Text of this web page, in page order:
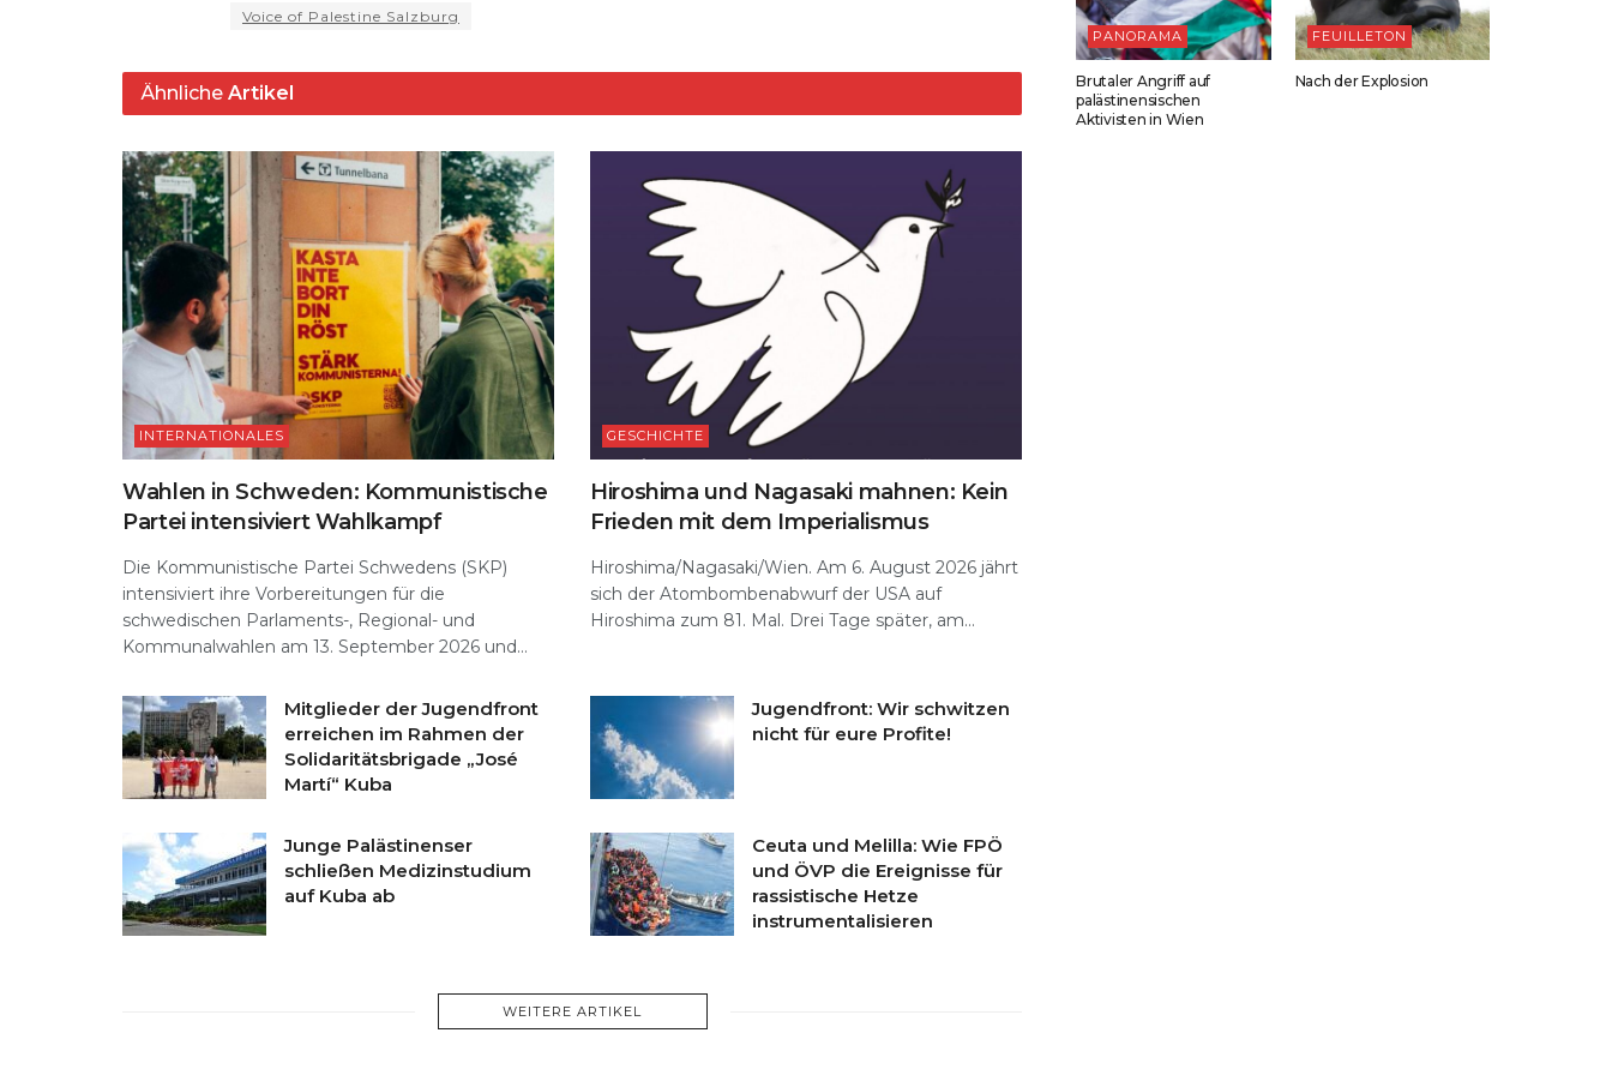
A
p
p
ra
m
b
o
o
k
k
y
s
n
k
Voice of Palestine Salzburg
Ähnliche Artikel
INTERNATIONALES
Wahlen in Schweden: Kommunistische
Partei intensiviert Wahlkampf
Die Kommunistische Partei Schwedens (SKP)
intensiviert ihre Vorbereitungen für die
schwedischen Parlaments-, Regional- und
Kommunalwahlen am 13. September 2026 und...
GESCHICHTE
Hiroshima und Nagasaki mahnen: Kein
Frieden mit dem Imperialismus
Hiroshima/Nagasaki/Wien. Am 6. August 2026 jährt
sich der Atombombenabwurf der USA auf
Hiroshima zum 81. Mal. Drei Tage später, am...
Mitglieder der Jugendfront
erreichen im Rahmen der
Solidaritätsbrigade „José
Martí“ Kuba
Jugendfront: Wir schwitzen
nicht für eure Profite!
Junge Palästinenser
schließen Medizinstudium
auf Kuba ab
Ceuta und Melilla: Wie FPÖ
und ÖVP die Ereignisse für
rassistische Hetze
instrumentalisieren
WEITERE ARTIKEL
PANORAMA
Brutaler Angriff auf
palästinensischen
Aktivisten in Wien
FEUILLETON
Nach der Explosion